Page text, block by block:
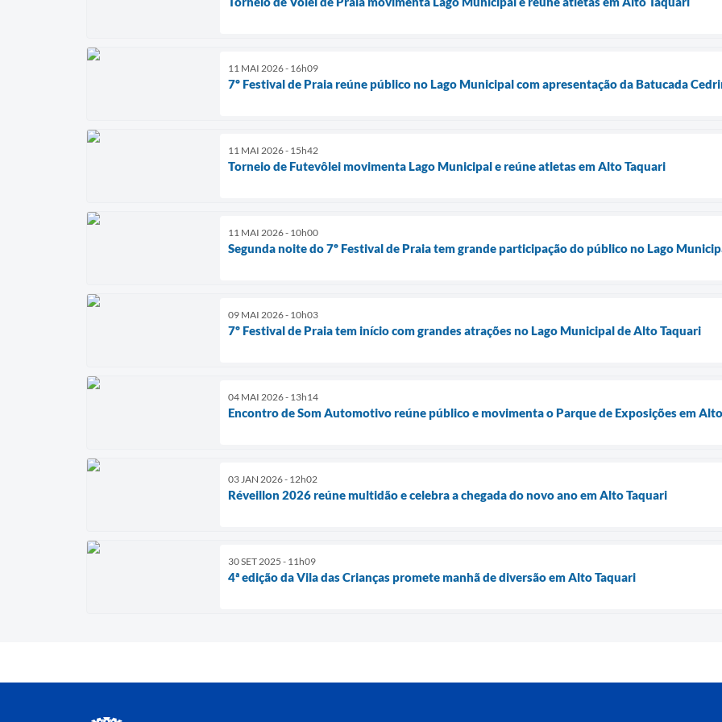
11 MAI 2026 - 16h09
7º Festival de Praia reúne público no Lago Municipal com apresentação da Batucada
11 MAI 2026 - 15h42
Torneio de Futevôlei movimenta Lago Municipal e reúne atletas em Alto Taquari
11 MAI 2026 - 10h00
Segunda noite do 7º Festival de Praia tem grande participação do público no Lago
09 MAI 2026 - 10h03
7º Festival de Praia tem início com grandes atrações no Lago Municipal de Alto Taquari
04 MAI 2026 - 13h14
Encontro de Som Automotivo reúne público e movimenta o Parque de Exposições em
03 JAN 2026 - 12h02
Réveillon 2026 reúne multidão e celebra a chegada do novo ano em Alto Taquari
30 SET 2025 - 11h09
4ª edição da Vila das Crianças promete manhã de diversão em Alto Taquari